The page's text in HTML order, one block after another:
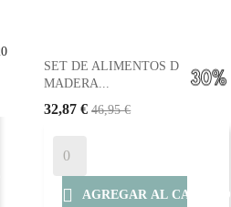
SET DE ALIMENTOS DE
MADERA...
32,87 € 46,95 €
 AGREGAR AL CARRITO